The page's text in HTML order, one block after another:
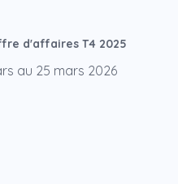
d'affaires T4 2025
au 25 mars 2026